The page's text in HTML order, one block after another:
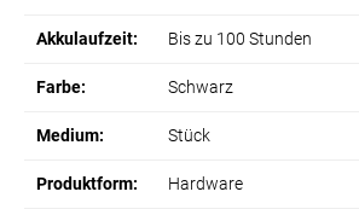
Akkulaufzeit: Bis zu 100 Stunden
Farbe: Schwarz
Medium: Stück
Produktform: Hardware